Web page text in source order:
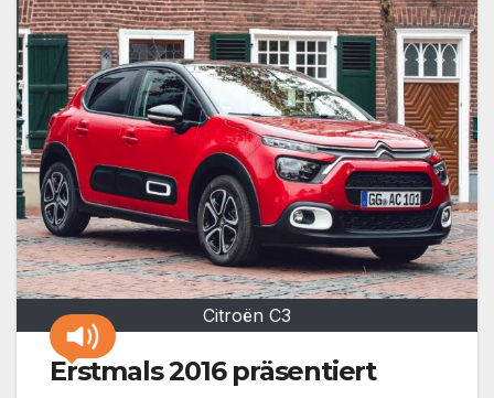
Citroën C3
Erstmals 2016 präsentiert